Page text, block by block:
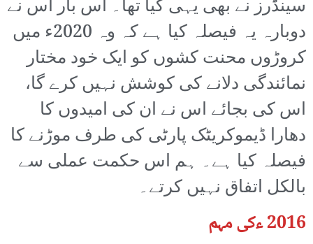
سینڈرز نے بھی یہی کیا تھا۔ اس بار اس نے
دوبارہ یہ فیصلہ کیا ہے کہ وہ 2020ء میں
کروڑوں محنت کشوں کو ایک خود مختار
نمائندگی دلانے کی کوشش نہیں کرے گا،
اس کی بجائے اس نے ان کی امیدوں کا
دھارا ڈیموکریٹک پارٹی کی طرف موڑنے کا
فیصلہ کیا ہے۔ ہم اس حکمت عملی سے
بالکل اتفاق نہیں کرتے۔
2016 ءکی مہم